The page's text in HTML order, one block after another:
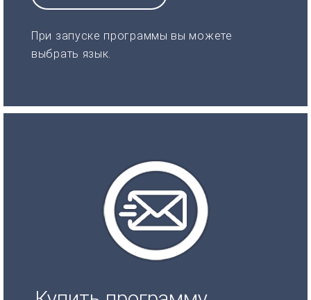
При запуске программы вы можете
выбрать язык.